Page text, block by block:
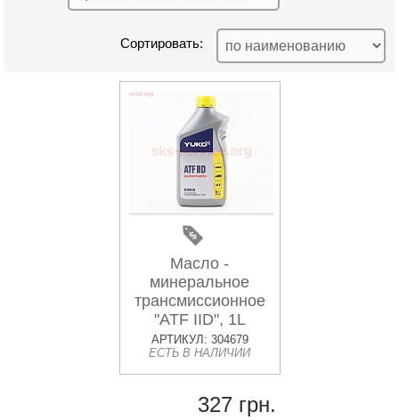
Сортировать:
Масло -
минеральное
трансмиссионное
"ATF IID", 1L
АРТИКУЛ: 304679
ЕСТЬ В НАЛИЧИИ
327 грн.